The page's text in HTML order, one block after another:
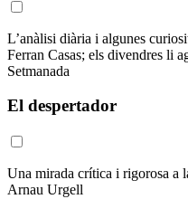
L’anàlisi diària i algunes
Ferran Casas; els divendres li
Setmanada
El despertador
Una mirada crítica i rigorosa a
Arnau Urgell